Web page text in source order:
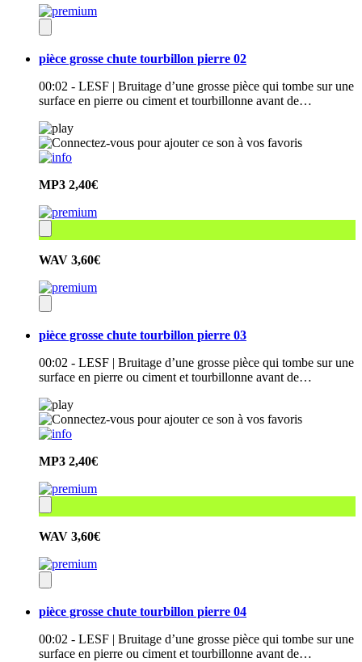
pièce grosse chute tourbillon pierre 02
00:02 - LESF | Bruitage d’une grosse pièce qui tombe sur une
surface en pierre ou ciment et tourbillonne avant de…
MP3 2,40€
WAV 3,60€
pièce grosse chute tourbillon pierre 03
00:02 - LESF | Bruitage d’une grosse pièce qui tombe sur une
surface en pierre ou ciment et tourbillonne avant de…
MP3 2,40€
WAV 3,60€
pièce grosse chute tourbillon pierre 04
00:02 - LESF | Bruitage d’une grosse pièce qui tombe sur une
surface en pierre ou ciment et tourbillonne avant de…